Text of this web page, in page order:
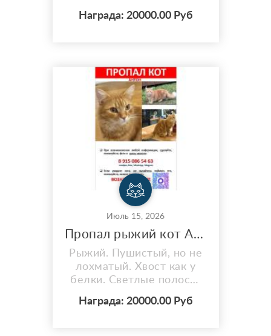
машин, пропал в ночь на
в лесу,в эту ночь на
стоянке был опасный кот
мог загнать его
далеко,котик очень
ласковый,добрый.Если
кто то унес его,прошу
вернут...
Награда: 20000.00 Руб
Июль 15, 2026
Пропал рыжий кот Антон, СНТ Аграрник, Бутынь, Одинцово
Рыжий. Пушистый, но не
лохматый. Хвост как у
белки. Светлые полосы,
нет. Независимый, на
Награда: 20000.00 Руб